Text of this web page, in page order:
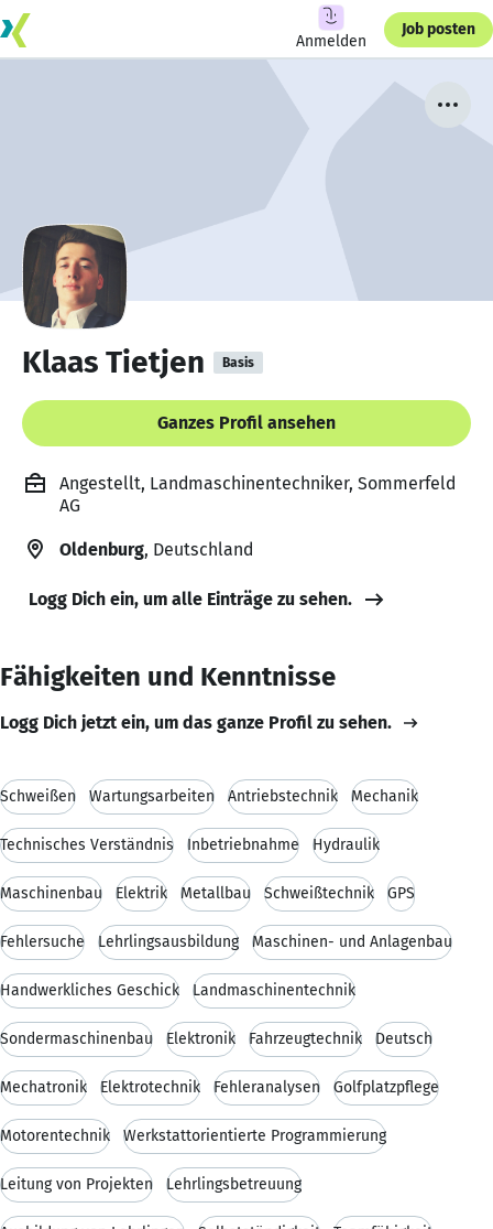
Anmelden
Job posten
Klaas Tietjen Basis
Ganzes Profil ansehen
Angestellt, Landmaschinentechniker, Sommerfeld
AG
Oldenburg, Deutschland
Logg Dich ein, um alle Einträge zu sehen.
Fähigkeiten und Kenntnisse
Logg Dich jetzt ein, um das ganze Profil zu sehen.
Schweißen Wartungsarbeiten Antriebstechnik Mechanik
Technisches Verständnis Inbetriebnahme Hydraulik
Maschinenbau Elektrik Metallbau Schweißtechnik GPS
Fehlersuche Lehrlingsausbildung Maschinen- und Anlagenbau
Handwerkliches Geschick Landmaschinentechnik
Sondermaschinenbau Elektronik Fahrzeugtechnik Deutsch
Mechatronik Elektrotechnik Fehleranalysen Golfplatzpflege
Motorentechnik Werkstattorientierte Programmierung
Leitung von Projekten Lehrlingsbetreuung